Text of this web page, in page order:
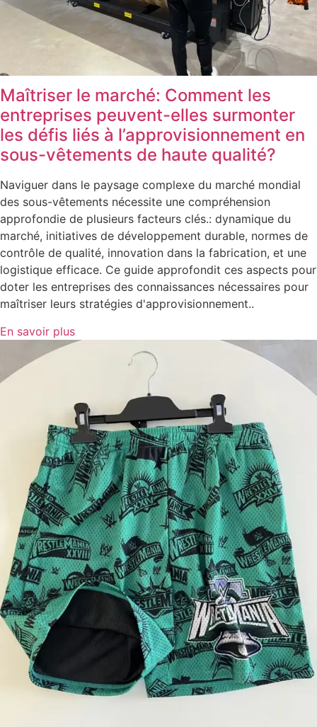
Maîtriser le marché: Comment les
entreprises peuvent-elles surmonter
les défis liés à l’approvisionnement en
sous-vêtements de haute qualité?
Naviguer dans le paysage complexe du marché mondial
des sous-vêtements nécessite une compréhension
approfondie de plusieurs facteurs clés.: dynamique du
marché, initiatives de développement durable, normes de
contrôle de qualité, innovation dans la fabrication, et une
logistique efficace. Ce guide approfondit ces aspects pour
doter les entreprises des connaissances nécessaires pour
maîtriser leurs stratégies d'approvisionnement..
En savoir plus